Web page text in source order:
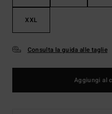
XXL
Consulta la guida alle taglie
Aggiungi al